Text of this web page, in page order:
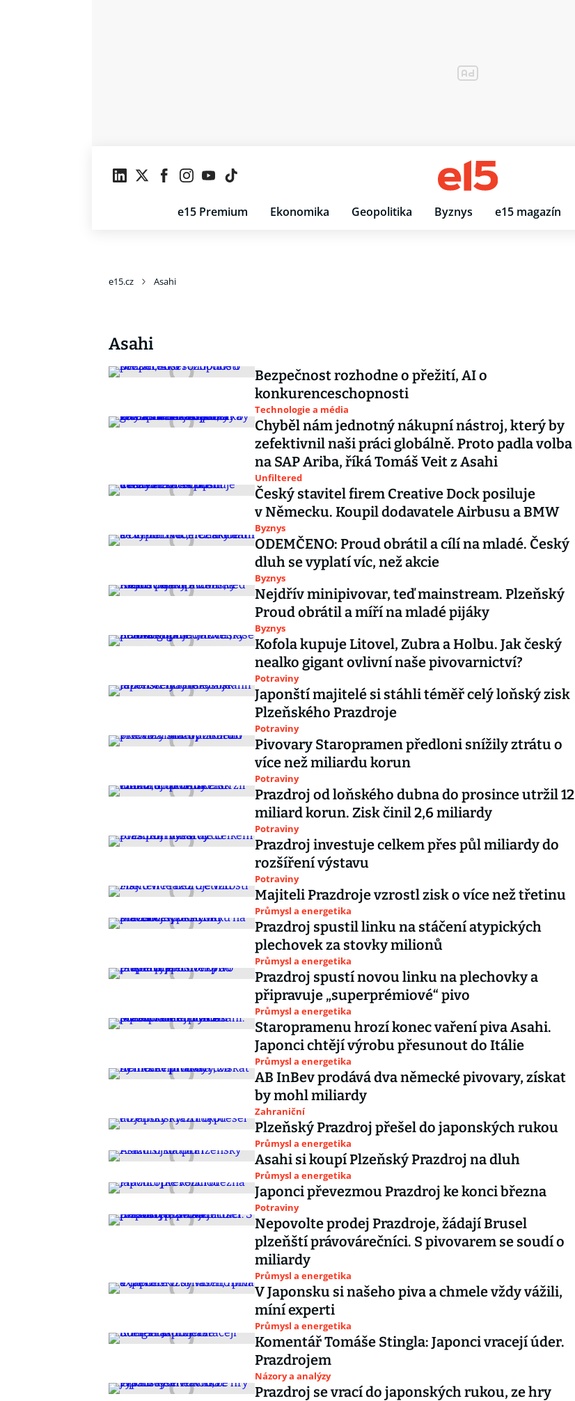
e15 Premium Ekonomika Geopolitika Byznys e15 magazín
e15.cz Asahi
Asahi
Bezpečnost rozhodne o přežití, AI o
konkurenceschopnosti
Technologie a média
Chyběl nám jednotný nákupní nástroj, který by
zefektivnil naši práci globálně. Proto padla volba
na SAP Ariba, říká Tomáš Veit z Asahi
Unfiltered
Český stavitel firem Creative Dock posiluje
v Německu. Koupil dodavatele Airbusu a BMW
Byznys
ODEMČENO: Proud obrátil a cílí na mladé. Český
dluh se vyplatí víc, než akcie
Byznys
Nejdřív minipivovar, teď mainstream. Plzeňský
Proud obrátil a míří na mladé pijáky
Byznys
Kofola kupuje Litovel, Zubra a Holbu. Jak český
nealko gigant ovlivní naše pivovarnictví?
Potraviny
Japonští majitelé si stáhli téměř celý loňský zisk
Plzeňského Prazdroje
Potraviny
Pivovary Staropramen předloni snížily ztrátu o
více než miliardu korun
Potraviny
Prazdroj od loňského dubna do prosince utržil 12
miliard korun. Zisk činil 2,6 miliardy
Potraviny
Prazdroj investuje celkem přes půl miliardy do
rozšíření výstavu
Potraviny
Majiteli Prazdroje vzrostl zisk o více než třetinu
Průmysl a energetika
Prazdroj spustil linku na stáčení atypických
plechovek za stovky milionů
Průmysl a energetika
Prazdroj spustí novou linku na plechovky a
připravuje „superprémiové“ pivo
Průmysl a energetika
Staropramenu hrozí konec vaření piva Asahi.
Japonci chtějí výrobu přesunout do Itálie
Průmysl a energetika
AB InBev prodává dva německé pivovary, získat
by mohl miliardy
Zahraniční
Plzeňský Prazdroj přešel do japonských rukou
Průmysl a energetika
Asahi si koupí Plzeňský Prazdroj na dluh
Průmysl a energetika
Japonci převezmou Prazdroj ke konci března
Potraviny
Nepovolte prodej Prazdroje, žádají Brusel
plzeňští právovárečníci. S pivovarem se soudí o
miliardy
Průmysl a energetika
V Japonsku si našeho piva a chmele vždy vážili,
míní experti
Průmysl a energetika
Komentář Tomáše Stingla: Japonci vracejí úder.
Prazdrojem
Názory a analýzy
Prazdroj se vrací do japonských rukou, ze hry